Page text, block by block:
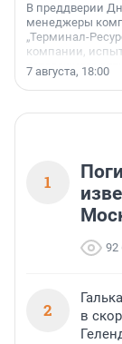
В преддверии
менеджеры
„Терминал-
компании,
осторожного
7 августа, 18:00
1
92
2
в